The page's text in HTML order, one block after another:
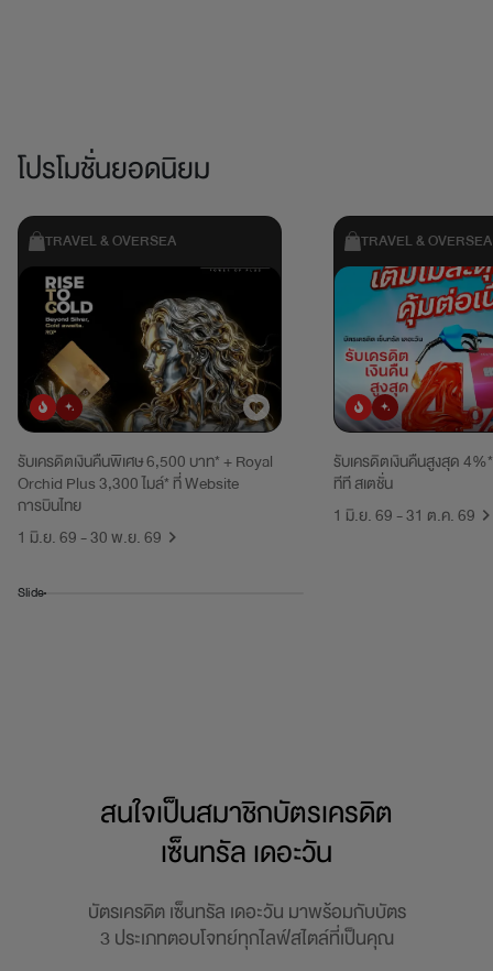
โปรโมชั่นยอดนิยม
TRAVEL & OVERSEA
ยอดนิยมมาใหม่
รับเครดิตเงินคืนพิเศษ 6,500 บาท* + Royal
Orchid Plus 3,300 ไมล์* ที่ Website
การบินไทย
1 มิ.ย. 69 - 30 พ.ย. 69
TRAVEL & OVERSEA
ยอดนิยมมาใหม่
รับเครดิตเงินคืนสูงสุด
ทีที สเตชั่น
1 มิ.ย. 69 - 31 ต.ค. 69
Slide
สนใจเป็นสมาชิกบัตรเครดิต
เซ็นทรัล เดอะวัน
บัตรเครดิต เซ็นทรัล เดอะวัน มาพร้อมกับบัตร
3 ประเภทตอบโจทย์ทุกไลฟ์สไตล์ที่เป็นคุณ